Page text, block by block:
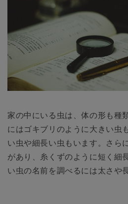
家の中にいる虫は、体の形も種
にはゴキブリのように大きい虫
い虫や細長い虫もいます。さら
があり、糸くずのように短く細
い虫の名前を調べるには太さや